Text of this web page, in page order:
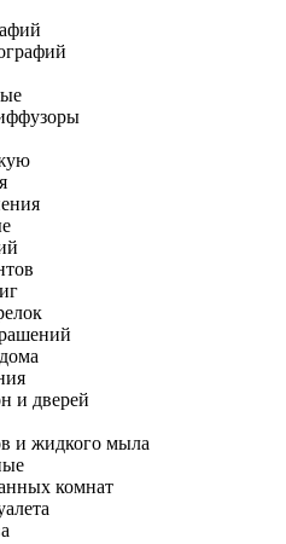
и дверей
и жидкого мыла
комнат